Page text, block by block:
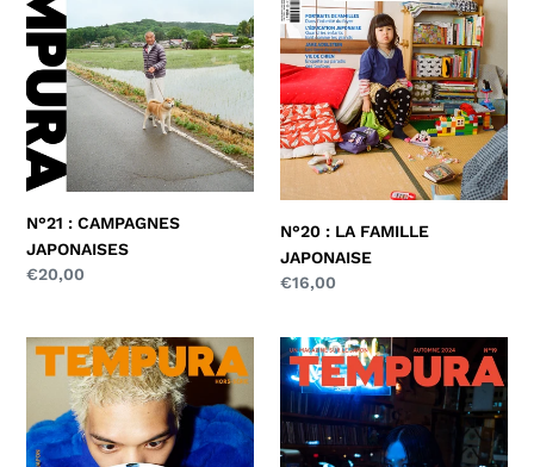
N°21 : CAMPAGNES
JAPONAISES
Prix
€20,00
JAPONAISE
N°20 : LA FAMILLE
JAPONAISE
Prix
€16,00
HORS-
SÉRIE
MANGER
LE
N°19
TOKYO